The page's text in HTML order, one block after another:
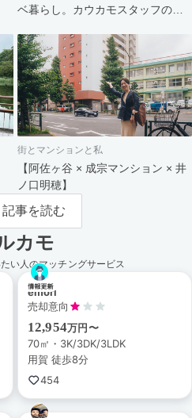
ベ暮らし。カウカモスタッフの家
街とマンションと私
【阿佐ヶ谷 × 成宗マンション × 井
ノ口明穂】
記事を読む
カモ
い人のマッチングサービス
emori
売却意向
12,954万円〜
70㎡・3K/3DK/3LDK
用賀 徒歩8分
454